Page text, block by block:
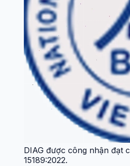
DIAG được công nhận đạt
15189:2022.